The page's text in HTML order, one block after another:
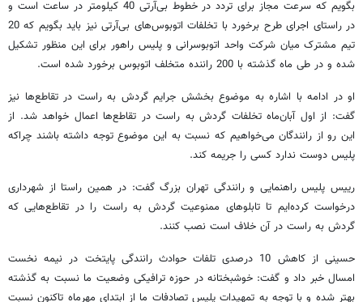
بگویم که سرعت مجاز برای تردد در خطوط بی‌آرتی‌ 40 کیلومتر در ساعت است و
در راستای اجرای طرح برخورد با تخلفات اتوبوس‌های بی‌آرتی نیز باید بگویم که 20
تیم مشترک میان شرکت واحد اتوبوسرانی و پلیس راهور برای این منظور تشکیل
شده و در طی ماه گذشته با 200 راننده متخلف اتوبوس برخورد شده است.
او در ادامه با اشاره به موضوع بخشش جرایم گردش به راست در تقاطع‌ها نیز
گفت: از اول آبان‌ماه تخلفات گردش به راست در تقاطع‌ها اعمال خواهد شد. از
این رو از رانندگان می‌خواهیم که نسبت به این موضوع توجه داشته باشند چراکه
پلیس دوست ندارد کسی را جریمه کند.
رییس پلیس راهنمایی و رانندگی تهران بزرگ گفت: در همین راستا از شهرداری
درخواست کرده‌ایم تا تابلوهای ممنوعیت گردش به راست را در تقاطع‌هایی که
گردش به راست در آن خلاف است نصب کنند.
حسینی از کاهش 10 درصدی تلفات حوادث رانندگی پایتخت در نیمه نخست
امسال خبر داد و گفت: خوشبختانه در حوزه ترافیکی وضعیت ما نسبت به گذشته
بهتر شده و با توجه به تمهیدات پلیس تصادفات ما از ابتدای مهرماه تاکنون نسبت